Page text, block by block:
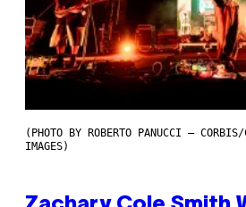
(PHOTO BY ROBERTO PANUCCI –
IMAGES)